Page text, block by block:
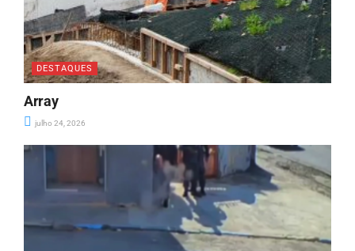
DESTAQUES
Array
julho 24, 2026